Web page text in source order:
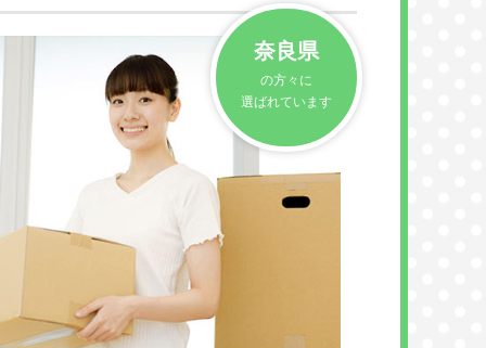
奈良県
の方々に
選ばれています